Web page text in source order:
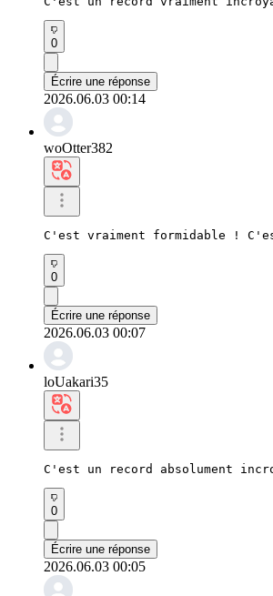
0
Écrire une réponse
2026.06.03 00:14
woOtter382
C'est vraiment formidable !
0
Écrire une réponse
2026.06.03 00:07
loUakari35
C'est un record absolument
0
Écrire une réponse
2026.06.03 00:05